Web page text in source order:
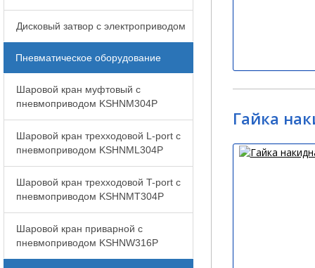
Гайка
Дисковый затвор с электроприводом
Пневматическое оборудование
Шаровой кран муфтовый с
пневмоприводом KSHNM304P
Шаровой кран трехходовой L-port с
пневмоприводом KSHNML304P
Шаровой кран трехходовой T-port с
пневмоприводом KSHNMT304P
Шаровой кран приварной с
пневмоприводом KSHNW316P